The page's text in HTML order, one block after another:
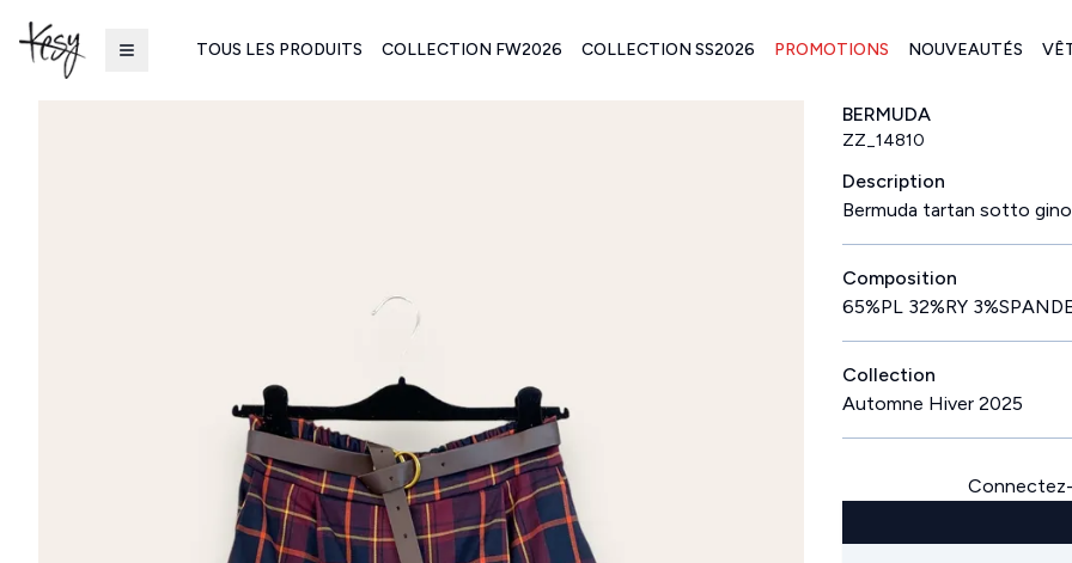
TOUS LES PRODUITS COLLECTION FW2026 COLLECTION SS2026 PROMOTIONS NOUVEAUTÉS
BERMUDA
ZZ_14810
Description
Bermuda tartan sotto
Composition
65%PL 32%RY
Collection
Automne Hiver 2025